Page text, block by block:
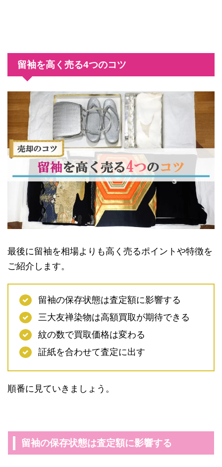
留袖を高く売る4つのコツ
最後に留袖を相場よりも高く売るポイントや特徴を
ご紹介します。
留袖の保存状態は査定額に影響する
三大友禅染物は高額買取が期待できる
紋の数で買取価格は変わる
証紙を合わせて査定に出す
順番に見ていきましょう。
留袖の保存状態は査定額に影響する